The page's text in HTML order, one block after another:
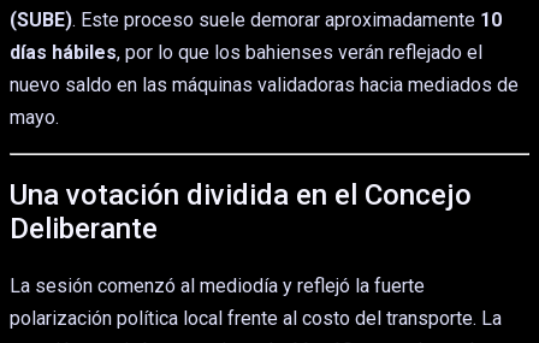
(SUBE). Este proceso suele demorar aproximadamente 10
días hábiles, por lo que los bahienses verán reflejado el
nuevo saldo en las máquinas validadoras hacia mediados de
mayo.
Una votación dividida en el Concejo
Deliberante
La sesión comenzó al mediodía y reflejó la fuerte
polarización política local frente al costo del transporte. La